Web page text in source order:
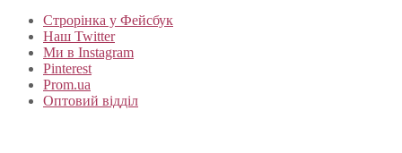
Строрінка у Фейсбук
Наш Twitter
Ми в Instagram
Pinterest
Prom.ua
Оптовий відділ